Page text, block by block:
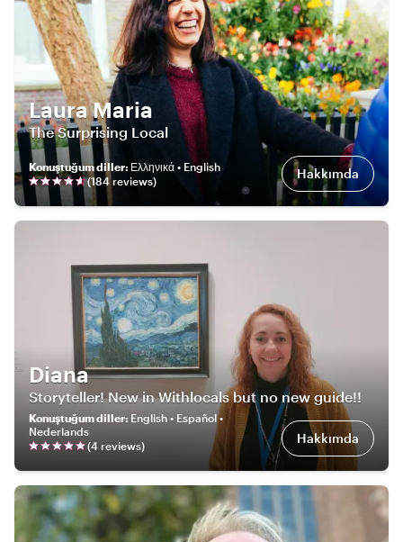
Laura Maria
The Surprising Local
Konuştuğum diller: Ελληνικά • English
(184 reviews) Hakkımda
Diana
Storyteller! New in Withlocals but no new guide!!
Konuştuğum diller: English • Español •
Nederlands
(4 reviews) Hakkımda